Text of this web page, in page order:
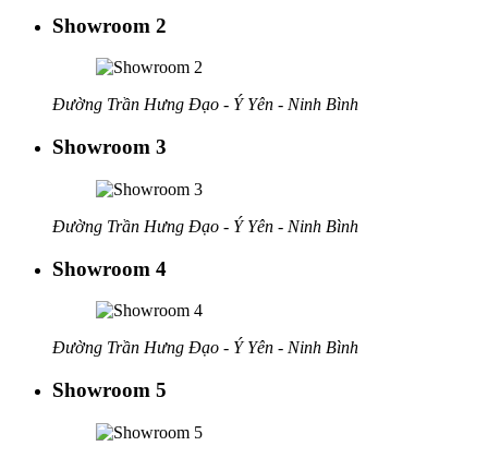
Showroom 2
Đường Trần Hưng Đạo - Ý Yên - Ninh Bình
Showroom 3
Đường Trần Hưng Đạo - Ý Yên - Ninh Bình
Showroom 4
Đường Trần Hưng Đạo - Ý Yên - Ninh Bình
Showroom 5